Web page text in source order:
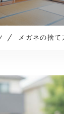
サービスの流れ
コンテンツ
イバシーポリシー